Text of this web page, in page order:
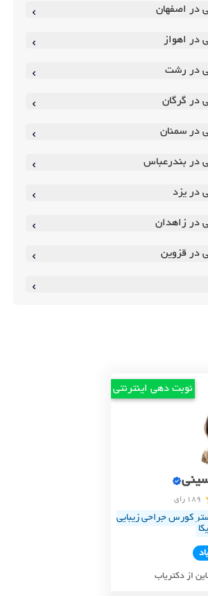
در اصفهان
در اهواز
در رشت
در گرگان
در سمنان
در بندرعباس
در یزد
در زاهدان
در قزوین
نوبت دهی اینترنتی
189 رای
کورس جراحی زیبایی
از دکتریاب